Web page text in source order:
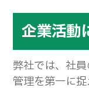
企業活動
弊社では、社
管理を第一に